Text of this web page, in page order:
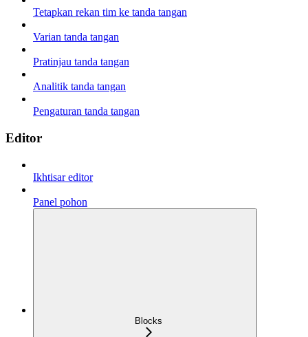
Tetapkan rekan tim ke tanda tangan
Varian tanda tangan
Pratinjau tanda tangan
Analitik tanda tangan
Pengaturan tanda tangan
Editor
Ikhtisar editor
Panel pohon
Blocks